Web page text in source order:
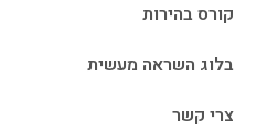
קורס בהירות
בלוג השראה מעשית
צרי קשר